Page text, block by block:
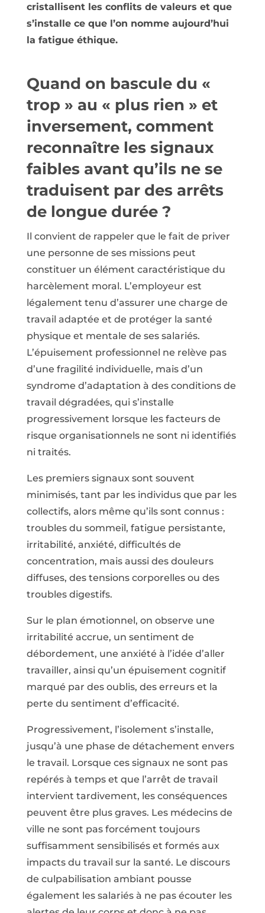
cristallisent les conflits de valeurs et que
s’installe ce que l’on nomme aujourd’hui
la fatigue éthique.
Quand on bascule du «
trop » au « plus rien » et
inversement, comment
reconnaître les signaux
faibles avant qu’ils ne se
traduisent par des arrêts
de longue durée ?
Il convient de rappeler que le fait de priver
une personne de ses missions peut
constituer un élément caractéristique du
harcèlement moral. L’employeur est
légalement tenu d’assurer une charge de
travail adaptée et de protéger la santé
physique et mentale de ses salariés.
L’épuisement professionnel ne relève pas
d’une fragilité individuelle, mais d’un
syndrome d’adaptation à des conditions de
travail dégradées, qui s’installe
progressivement lorsque les facteurs de
risque organisationnels ne sont ni identifiés
ni traités.
Les premiers signaux sont souvent
minimisés, tant par les individus que par les
collectifs, alors même qu’ils sont connus :
troubles du sommeil, fatigue persistante,
irritabilité, anxiété, difficultés de
concentration, mais aussi des douleurs
diffuses, des tensions corporelles ou des
troubles digestifs.
Sur le plan émotionnel, on observe une
irritabilité accrue, un sentiment de
débordement, une anxiété à l’idée d’aller
travailler, ainsi qu’un épuisement cognitif
marqué par des oublis, des erreurs et la
perte du sentiment d’efficacité.
Progressivement, l’isolement s’installe,
jusqu’à une phase de détachement envers
le travail. Lorsque ces signaux ne sont pas
repérés à temps et que l’arrêt de travail
intervient tardivement, les conséquences
peuvent être plus graves. Les médecins de
ville ne sont pas forcément toujours
suffisamment sensibilisés et formés aux
impacts du travail sur la santé. Le discours
de culpabilisation ambiant pousse
également les salariés à ne pas écouter les